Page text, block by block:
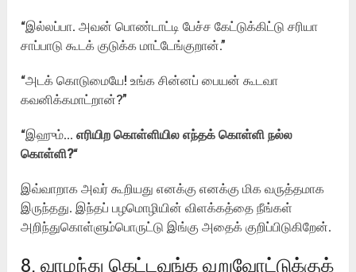
“இல்லப்பா. அவன் பொண்டாட்டி பேச்ச கேட்டுக்கிட்டு சரியா
சாப்பாடு கூடக் குடுக்க மாட்டேங்குறான்.”
“அடக் கொடுமையே! உங்க சின்னப் பையன் கூடவா
கவனிக்கமாட்றான்?”
“இஹும்…எரியிற கொள்ளியில எந்தக் கொள்ளி நல்ல
கொள்ளி?“
இவ்வாறாக அவர் கூறியது எனக்கு எனக்கு மிக வருத்தமாக
இருந்தது. இந்தப் பழமொழியின் விளக்கத்தை நீங்கள்
அறிந்துகொள்ளும்பொருட்டு இங்கு அதைக் குறிப்பிடுகிறேன்.
8. வாழந்து கெட்டவங்க வறுவோட்டுக்குக்